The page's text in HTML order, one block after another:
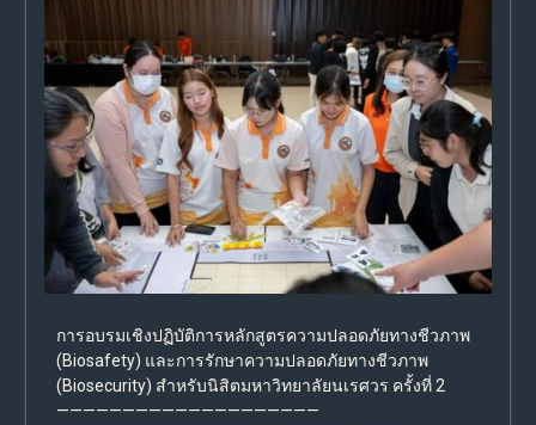
การอบรมเชิงปฏิบัติการหลักสูตรความปลอดภัยทางชีวภาพ
(Biosafety) และการรักษาความปลอดภัยทางชีวภาพ
(Biosecurity) สำหรับนิสิตมหาวิทยาลัยนเรศวร ครั้งที่ 2
————————————————————